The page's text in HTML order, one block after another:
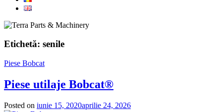
Etichetă: senile
Piese Bobcat
Piese utilaje Bobcat®
Posted on iunie 15, 2020aprilie 24, 2026